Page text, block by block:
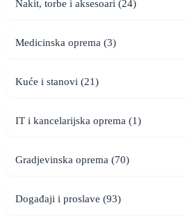
Nakit, torbe i aksesoari (24)
Medicinska oprema (3)
Kuće i stanovi (21)
IT i kancelarijska oprema (1)
Gradjevinska oprema (70)
Događaji i proslave (93)